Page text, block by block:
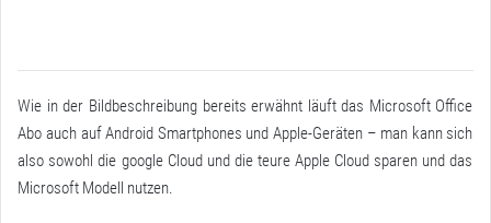
Wie in der Bildbeschreibung bereits erwähnt läuft das Microsoft Office
Abo auch auf Android Smartphones und Apple-Geräten – man kann sich
also sowohl die google Cloud und die teure Apple Cloud sparen und das
Microsoft Modell nutzen.